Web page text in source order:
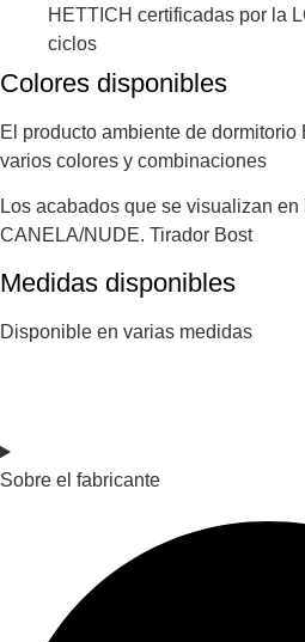
HETTICH certificadas por la
ciclos
Colores disponibles
El producto ambiente de
varios colores y combinaciones
Los acabados que se visualizan
CANELA/NUDE. Tirador Bost
Medidas disponibles
Disponible en varias medidas
Sobre el fabricante